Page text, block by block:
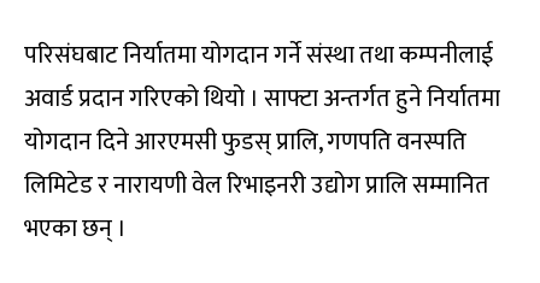
परिसंघबाट निर्यातमा योगदान गर्ने संस्था तथा कम्पनीलाई
अवार्ड प्रदान गरिएको थियो । साफ्टा अन्तर्गत हुने निर्यातमा
योगदान दिने आरएमसी फुडस् प्रालि, गणपति वनस्पति
लिमिटेड र नारायणी वेल रिभाइनरी उद्योग प्रालि सम्मानित
भएका छन् ।